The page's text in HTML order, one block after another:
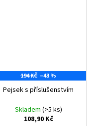
194 KČ –43 %
Pejsek s příslušenstvím
Skladem (>5 ks)
108,90 Kč